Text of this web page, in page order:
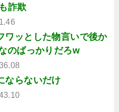
詐欺
ワッとした物言いで後か
のばっかりだろw
ならないだけ